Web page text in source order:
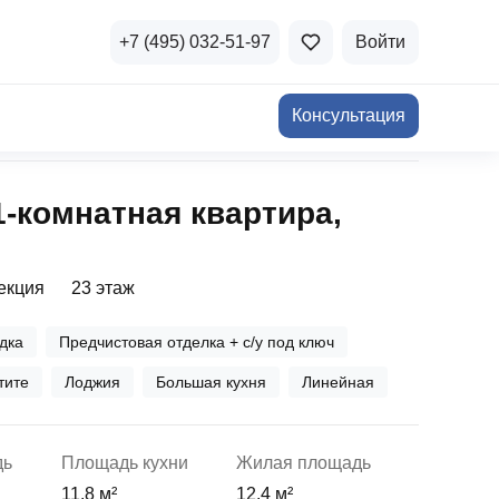
и продажа
для роста
и ответы
и скидки
+7 (495) 032-51-97 Войти
Консультация
квартира,
23 этаж
Предчистовая отделка + с/у под ключ
Лоджия Большая кухня Линейная
Площадь кухни
11.8 м²
Жилая площадь
12.4 м²